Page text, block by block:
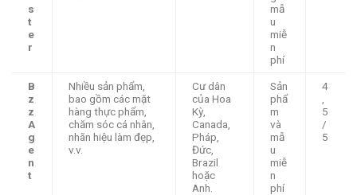
s
t
e
r
mẫ
u
miễ
n
phí
B
z
z
A
g
e
n
t
Nhiều sản phẩm,
bao gồm các mặt
hàng thực phẩm,
chăm sóc cá nhân,
nhãn hiệu làm đẹp,
v.v.
Cư dân
của Hoa
Kỳ,
Canada,
Pháp,
Đức,
Brazil
hoặc
Anh.
Sản
phẩ
m
và
mẫ
u
miễ
n
phí
4
5
/
5